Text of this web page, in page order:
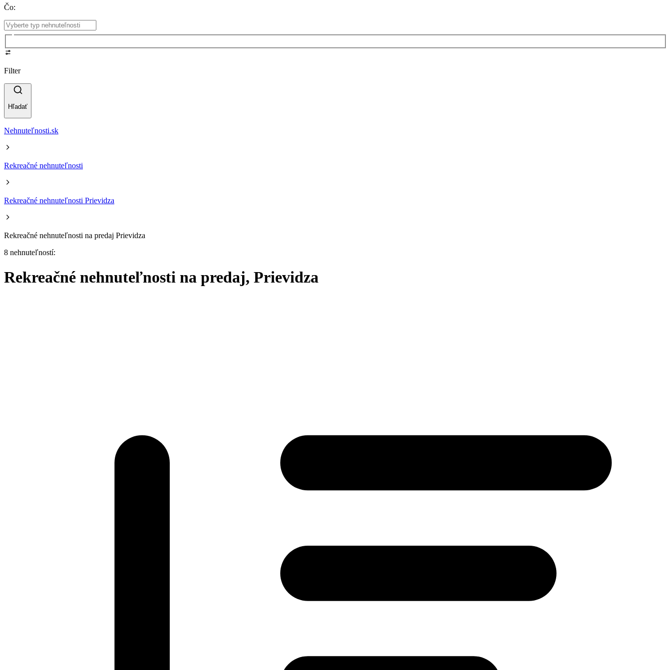
Čo:
Filter
Hľadať
Nehnuteľnosti.sk
Rekreačné nehnuteľnosti
Rekreačné nehnuteľnosti Prievidza
Rekreačné nehnuteľnosti na predaj Prievidza
8 nehnuteľností:
Rekreačné nehnuteľnosti na predaj, Prievidza